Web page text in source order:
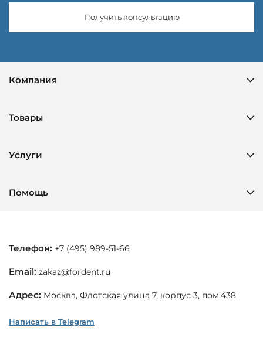
Получить консультацию
Компания
Товары
Услуги
Помощь
Телефон: +7 (495) 989-51-66
Email: zakaz@fordent.ru
Адрес: Москва, Флотская улица 7, корпус 3, пом.438
Написать в Telegram